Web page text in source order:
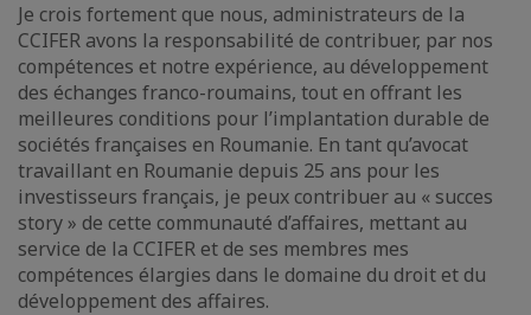
Je crois fortement que nous, administrateurs de la
CCIFER avons la responsabilité de contribuer, par nos
compétences et notre expérience, au développement
des échanges franco-roumains, tout en offrant les
meilleures conditions pour l’implantation durable de
sociétés françaises en Roumanie. En tant qu’avocat
travaillant en Roumanie depuis 25 ans pour les
investisseurs français, je peux contribuer au « succes
story » de cette communauté d’affaires, mettant au
service de la CCIFER et de ses membres mes
compétences élargies dans le domaine du droit et du
développement des affaires.